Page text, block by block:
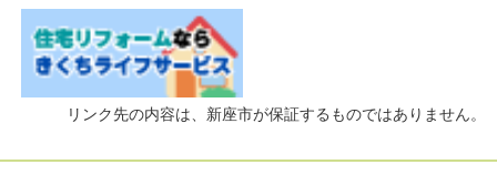
リンク先の内容は、新座市が保証するものではありません。